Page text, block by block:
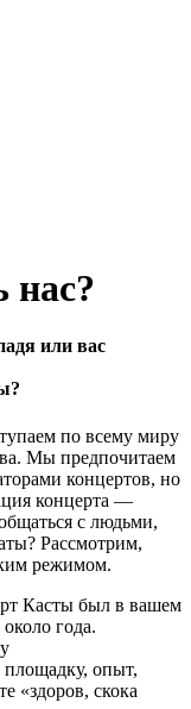
нас?
или вас
по всему миру
Мы предпочитаем
концертов, но
концерта —
с людьми,
Рассмотрим,
режимом.
Касты был в вашем
года.
площадку, опыт,
«здоров, скока